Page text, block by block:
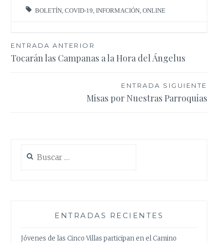
BOLETÍN ,COVID-19 ,INFORMACIÓN ,ONLINE
Navegación
de
ENTRADA ANTERIOR
Tocarán las Campanas a la Hora del Ángelus
ENTRADA SIGUIENTE
Misas por Nuestras Parroquias
ENTRADAS RECIENTES
Jóvenes de las Cinco Villas participan en el Camino